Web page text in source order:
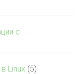
с
Linux (5)